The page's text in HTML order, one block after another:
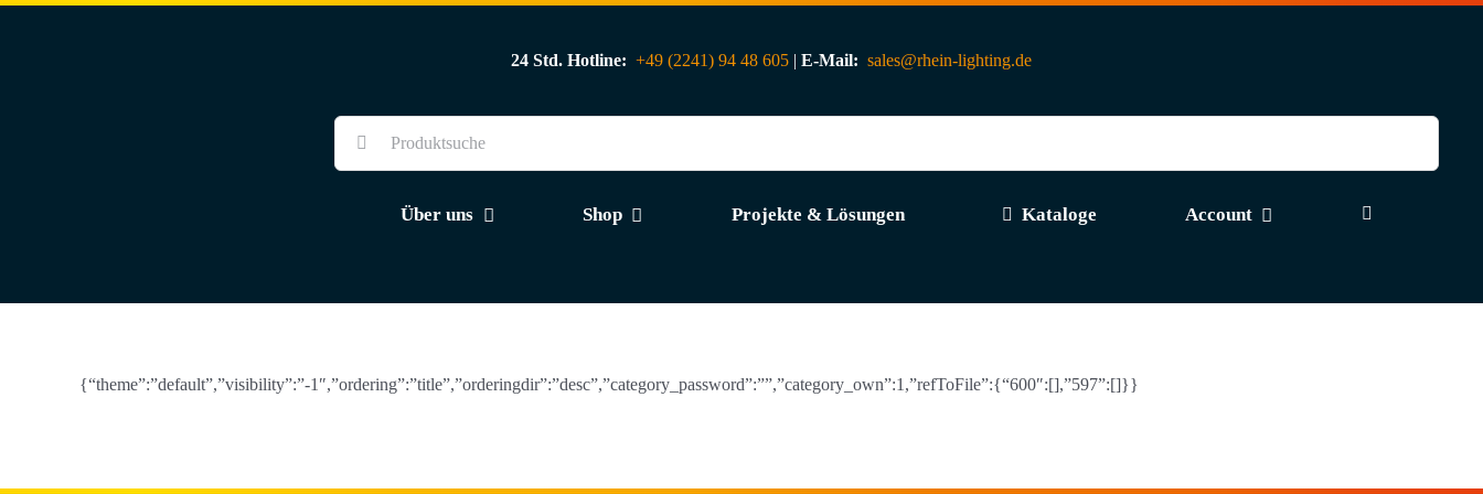
24 Std. Hotline: +49 (2241) 94 48 605 | E-Mail: sales@rhein-lighting.de
Über uns Shop Projekte & Lösungen Kataloge Account
{“theme”:”default”,”visibility”:”-1″,”ordering”:”title”,”orderingdir”:”desc”,”category_password”:””,”category_own”:1,”refToFile”:{“600″:[],”597”:[]}}